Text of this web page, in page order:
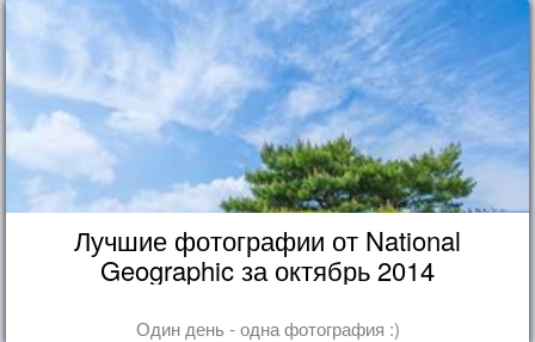
Лучшие фотографии от National
Geographic за октябрь 2014
Один день - одна фотография :)